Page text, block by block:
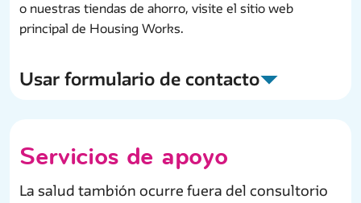
o nuestras tiendas de ahorro, visite el sitio web
principal de Housing Works.
Usar formulario de contacto
primaria
Servicios de apoyo
La salud tambión ocurre fuera del consultorio